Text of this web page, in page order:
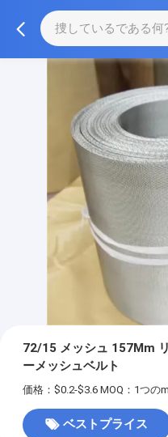
72/15 メッシュ 157Mm
ーメッシュベルト
価格：$0.2-$3.6 MOQ：1つの
ベストプライス